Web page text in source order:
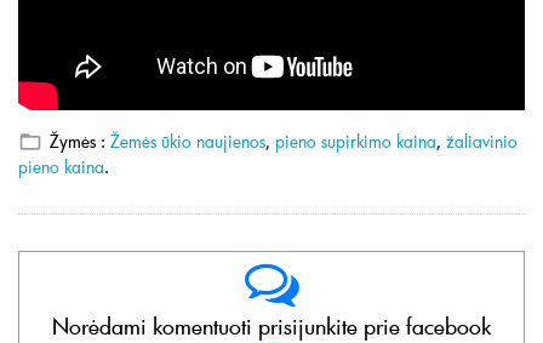
Žymės : Žemės ūkio naujienos, pieno supirkimo kaina, žaliavinio
pieno kaina.
Norėdami komentuoti prisijunkite prie facebook